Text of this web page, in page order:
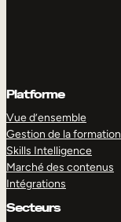
Platforme
Vue d’ensemble
Gestion de la formation
Skills Intelligence
Marché des contenus
Intégrations
Secteurs